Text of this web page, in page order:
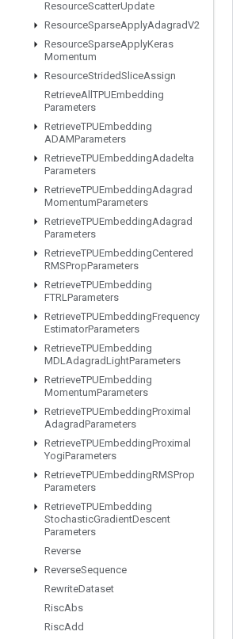
ResourceScatterUpdate
ResourceSparseApplyAdagradV2
ResourceSparseApplyKeras
Momentum
ResourceStridedSliceAssign
RetrieveAll TPUEmbedding
Parameters
RetrieveTPUEmbedding
ADAMParameters
RetrieveTPUEmbeddingAdadelta
Parameters
RetrieveTPUEmbeddingAdagrad
MomentumParameters
RetrieveTPUEmbeddingAdagrad
Parameters
RetrieveTPUEmbeddingCentered
RMSPropParameters
RetrieveTPUEmbedding
FTRLParameters
RetrieveTPUEmbeddingFrequency
EstimatorParameters
RetrieveTPUEmbedding
MDLAdagradLightParameters
RetrieveTPUEmbedding
MomentumParameters
RetrieveTPUEmbeddingProximal
AdagradParameters
RetrieveTPUEmbeddingProximal
YogiParameters
RetrieveTPUEmbeddingRMSProp
Parameters
RetrieveTPUEmbedding
StochasticGradientDescent
Parameters
Reverse
ReverseSequence
RewriteDataset
RiscAbs
RiscAdd